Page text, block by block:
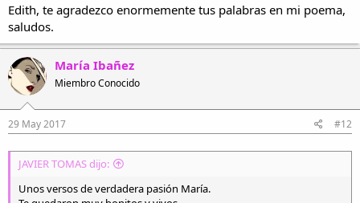
Edith, te agradezco enormemente tus palabras en mi poema,
saludos.
María Ibañez
Miembro Conocido
29 May 2017 #12
JAVIER TOMAS dijo:
Unos versos de verdadera pasión María.